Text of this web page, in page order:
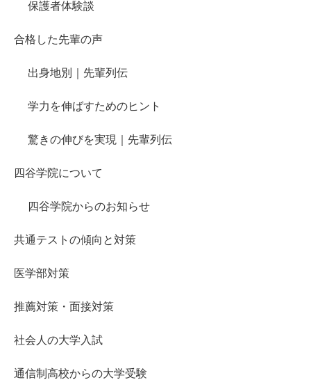
保護者体験談
合格した先輩の声
出身地別｜先輩列伝
学力を伸ばすためのヒント
驚きの伸びを実現｜先輩列伝
四谷学院について
四谷学院からのお知らせ
共通テストの傾向と対策
医学部対策
推薦対策・面接対策
社会人の大学入試
通信制高校からの大学受験